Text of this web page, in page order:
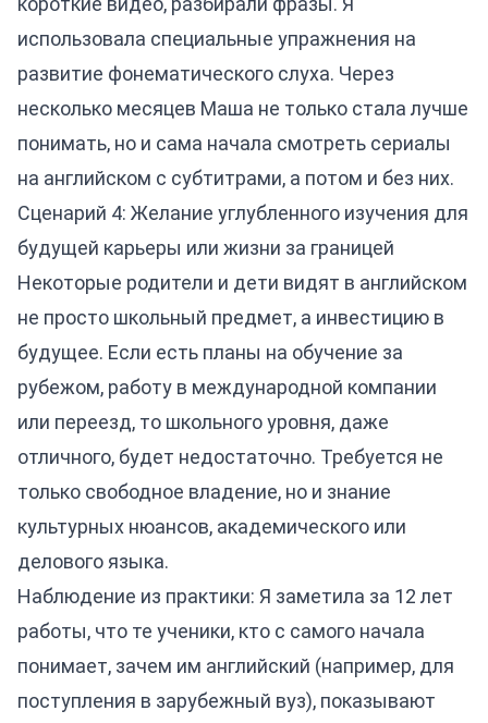
использовала специальные упражнения на
развитие фонематического слуха. Через
несколько месяцев Маша не только стала лучше
понимать, но и сама начала смотреть сериалы
на английском с субтитрами, а потом и без них.
Сценарий 4: Желание углубленного изучения для
будущей карьеры или жизни за границей
Некоторые родители и дети видят в английском
не просто школьный предмет, а инвестицию в
будущее. Если есть планы на обучение за
рубежом, работу в международной компании
или переезд, то школьного уровня, даже
отличного, будет недостаточно. Требуется не
только свободное владение, но и знание
культурных нюансов, академического или
делового языка.
Наблюдение из практики: Я заметила за 12 лет
работы, что те ученики, кто с самого начала
понимает, зачем им английский (например, для
поступления в зарубежный вуз), показывают